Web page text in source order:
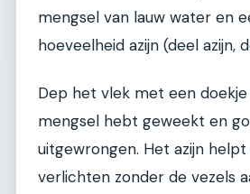
mengsel van lauw water en
hoeveelheid azijn (deel azijn,
Dep het vlek met een
mengsel hebt geweekt en
uitgewrongen. Het azijn
verlichten zonder de vezels